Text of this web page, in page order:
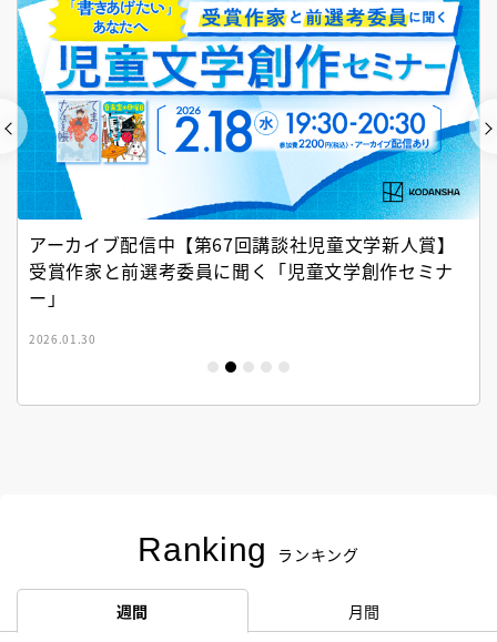
アーカイブ配信中【第67回講談社児童文学新人賞】
受賞作家と前選考委員に聞く「児童文学創作セミナ
ー」
2026.01.30
Ranking ランキング
週間 月間